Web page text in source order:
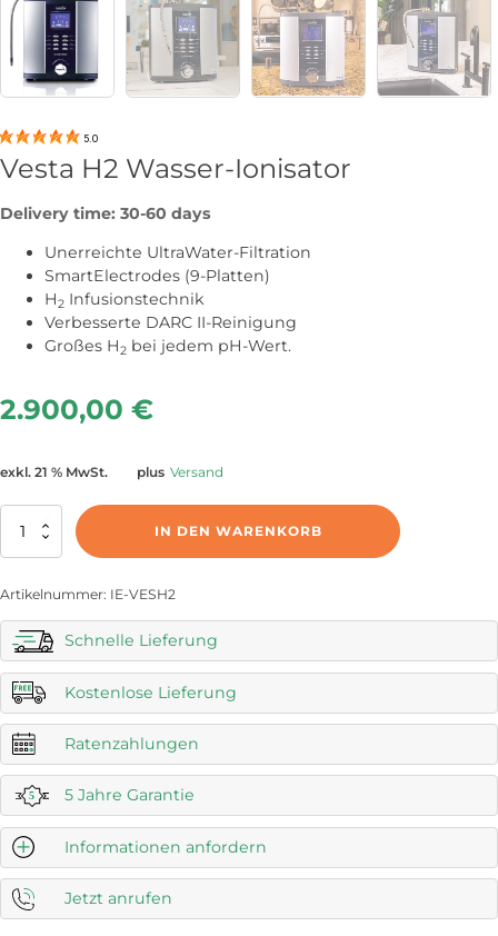
5.0
Vesta H2 Wasser-Ionisator
Delivery time: 30-60 days
Unerreichte UltraWater-Filtration
SmartElectrodes (9-Platten)
H2 Infusionstechnik
Verbesserte DARC II-Reinigung
Großes H2 bei jedem pH-Wert.
2.900,00 €
exkl. 21 % MwSt. plus Versand
Vesta
Water
Menge
IN DEN WARENKORB
Artikelnummer: IE-VESH2
Schnelle Lieferung
Kostenlose Lieferung
Ratenzahlungen
5 Jahre Garantie
Informationen anfordern
Jetzt anrufen